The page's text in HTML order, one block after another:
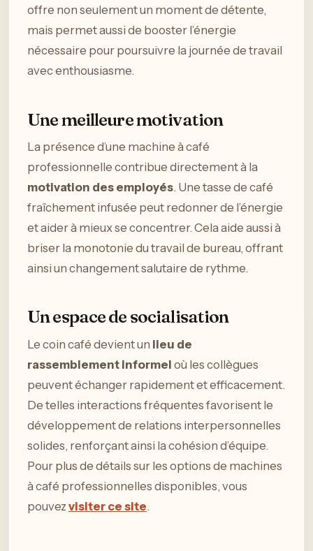
offre non seulement un moment de détente,
mais permet aussi de booster l’énergie
nécessaire pour poursuivre la journée de travail
avec enthousiasme.
Une meilleure motivation
La présence d’une machine à café
professionnelle contribue directement à la
motivation des employés. Une tasse de café
fraîchement infusée peut redonner de l’énergie
et aider à mieux se concentrer. Cela aide aussi à
briser la monotonie du travail de bureau, offrant
ainsi un changement salutaire de rythme.
Un espace de socialisation
Le coin café devient un lieu de
rassemblement informel où les collègues
peuvent échanger rapidement et efficacement.
De telles interactions fréquentes favorisent le
développement de relations interpersonnelles
solides, renforçant ainsi la cohésion d’équipe.
Pour plus de détails sur les options de machines
à café professionnelles disponibles, vous
pouvez visiter ce site.